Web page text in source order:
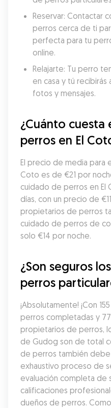
Reservar: Contactar
perros cerca de ti
perfecta para tu
online.
Relajarte: Tu perro
en casa y tú recibirás
fotos y mensajes.
¿Cuánto
perros en El
El precio de media para
Coto es de €21 por
cuidado de perros en El
días, con un precio de
propietarios de perros
cuidado de perros de
solo €14 por noche.
¿Son seguros
perros
¡Absolutamente! ¡Con
perros completadas y
propietarios de perros,
de Gudog son de total
de perros también
exhaustivo proceso de
evaluación completa de
calificaciones
dueños de perros.